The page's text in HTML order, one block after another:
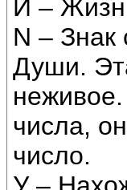
Й –
N – Знак
Души.
числа,
число.